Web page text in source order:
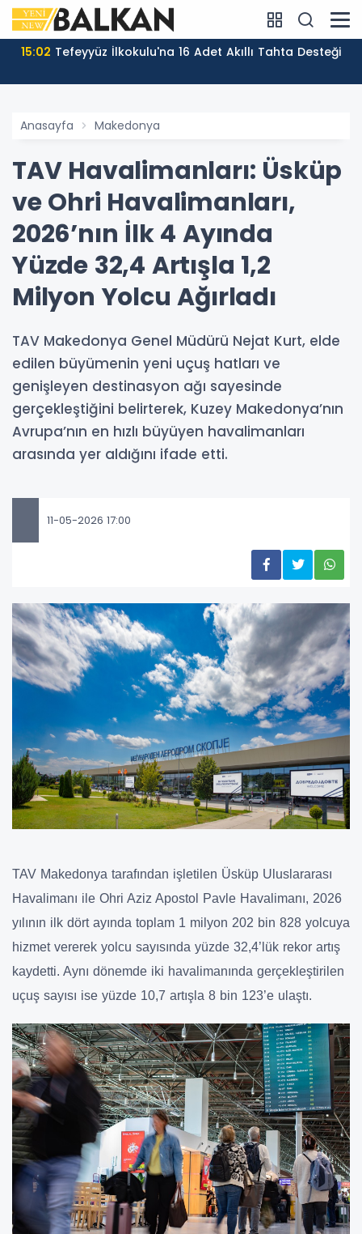
15:02 Tefeyyüz İlkokulu'na 16 Adet Akıllı Tahta Desteği
Anasayfa Makedonya
TAV Havalimanları: Üsküp
ve Ohri Havalimanları,
2026’nın İlk 4 Ayında
Yüzde 32,4 Artışla 1,2
Milyon Yolcu Ağırladı
TAV Makedonya Genel Müdürü Nejat Kurt, elde
edilen büyümenin yeni uçuş hatları ve
genişleyen destinasyon ağı sayesinde
gerçekleştiğini belirterek, Kuzey Makedonya’nın
Avrupa’nın en hızlı büyüyen havalimanları
arasında yer aldığını ifade etti.
11-05-2026 17:00
TAV Makedonya tarafından işletilen Üsküp Uluslararası
Havalimanı ile Ohri Aziz Apostol Pavle Havalimanı, 2026
yılının ilk dört ayında toplam 1 milyon 202 bin 828 yolcuya
hizmet vererek yolcu sayısında yüzde 32,4’lük rekor artış
kaydetti. Aynı dönemde iki havalimanında gerçekleştirilen
uçuş sayısı ise yüzde 10,7 artışla 8 bin 123’e ulaştı.